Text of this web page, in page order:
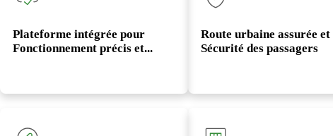
Plateforme intégrée pour
Fonctionnement précis et...
Route urbaine assurée et
Sécurité des passagers